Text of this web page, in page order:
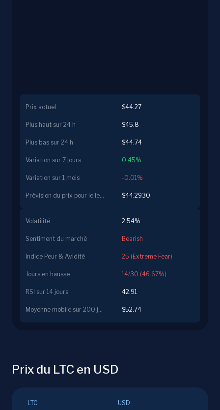
Prix actuel $44.27
Plus haut sur 24 h $45.8
Plus bas sur 24 h $44.74
Variation sur 7 jours 0.45%
Variation sur 1 mois -0.01%
Prévision du prix pour le lendemain $44.2930
Volatilité 2.54%
Sentiment du marché Bearish
Indice Peur & Avidité 25 (Extreme Fear)
Jours en hausse 14/30 (46.67%)
RSI sur 14 jours 42.91
Moyenne mobile sur 200 jours $52.74
Prix du LTC en USD
LTC USD